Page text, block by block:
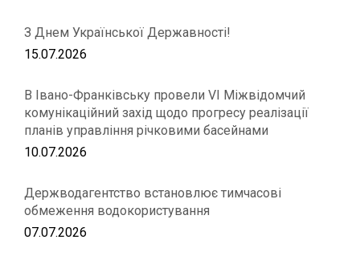
З Днем Української Державності!
15.07.2026
В Івано-Франківську провели VІ Міжвідомчий
комунікаційний захід щодо прогресу реалізації
планів управління річковими басейнами
10.07.2026
Держводагентство встановлює тимчасові
обмеження водокористування
07.07.2026